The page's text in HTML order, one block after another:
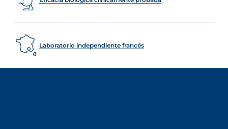
Laboratorio independiente francés